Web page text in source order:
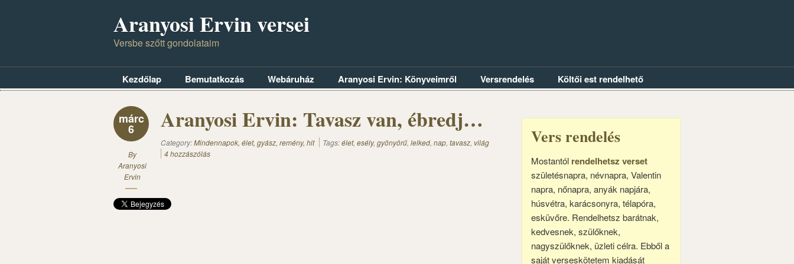
Aranyosi Ervin versei
Versbe szőtt gondolataim
Kezdőlap Bemutatkozás Webáruház Aranyosi Ervin: Könyveimről Versrendelés Költői est rendelhető
márc
6
By
Aranyosi
Ervin
Aranyosi Ervin: Tavasz van, ébredj…
Category:Mindennapok, élet, gyász, remény, hit Tags:élet, esély, gyönyörű, lelked, nap, tavasz, világ
4 hozzászólás
Vers rendelés
Mostantól rendelhetsz verset
születésnapra, névnapra, Valentin
napra, nőnapra, anyák napjára,
húsvétra, karácsonyra, télapóra,
esküvőre. Rendelhetsz barátnak,
kedvesnek, szülőknek,
nagyszülőknek, üzleti célra. Ebből a
saját verseskötetem kiadását